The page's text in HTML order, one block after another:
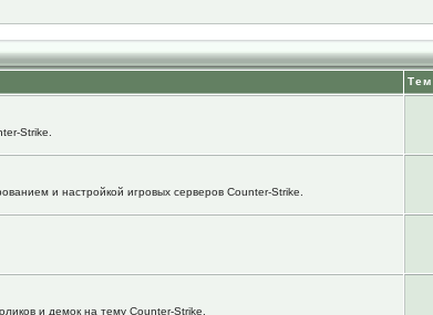
Тем
Strike.
и настройкой игровых серверов Counter-Strike.
и демок на тему Counter-Strike.